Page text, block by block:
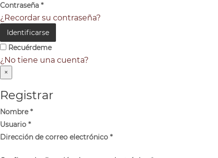
Contraseña *
¿Recordar su contraseña?
Identificarse
Recuérdeme
¿No tiene una cuenta?
×
Registrar
Nombre*
Usuario *
Dirección de correo electrónico *